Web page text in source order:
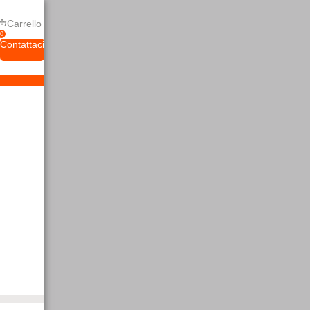
0
Carrello
Contattaci